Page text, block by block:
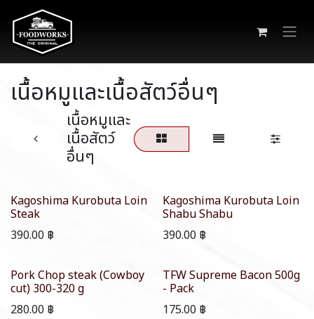
Skip to Content
เนื้อหมูและเนื้อสัตว์อื่นๆ
เนื้อหมูและ
เนื้อสัตว์
อื่นๆ
Kagoshima Kurobuta Loin
Steak
390.00 ฿
Kagoshima Kurobuta Loin
Shabu Shabu
390.00 ฿
Pork Chop steak (Cowboy
cut) 300-320 g
280.00 ฿
TFW Supreme Bacon 500g
- Pack
175.00฿